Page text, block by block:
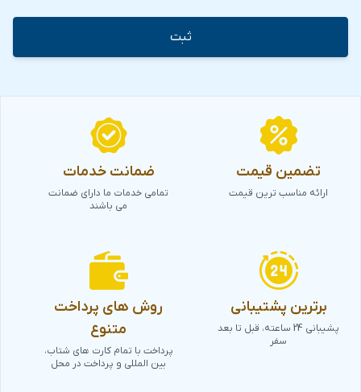
تضمین قیمت
ارائه مناسب ترین قیمت
ضمانت خدمات
تمامی خدمات ما دارای ضمانت
می باشند
برترین پشتیبانی
پشیبانی 24 ساعته، قبل تا بعد
سفر
روش های پرداخت
متنوع
پرداخت با تمام کارت های شتاب،
بین المللی و پرداخت در محل